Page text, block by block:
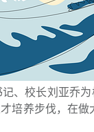
、校长刘亚乔
培养步伐，在